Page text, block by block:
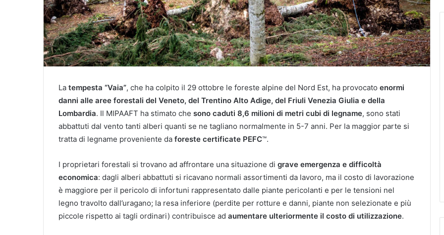
La tempesta “Vaia”, che ha colpito il 29 ottobre le foreste alpine del Nord Est, ha provocato enormi
danni alle aree forestali del Veneto, del Trentino Alto Adige, del Friuli Venezia Giulia e della
Lombardia. Il MIPAAFT ha stimato che sono caduti 8,6 milioni di metri cubi di legname, sono stati
abbattuti dal vento tanti alberi quanti se ne tagliano normalmente in 5-7 anni. Per la maggior parte si
tratta di legname proveniente da foreste certificate PEFC™.
I proprietari forestali si trovano ad affrontare una situazione di grave emergenza e difficoltà
economica: dagli alberi abbattuti si ricavano normali assortimenti da lavoro, ma il costo di lavorazione
è maggiore per il pericolo di infortuni rappresentato dalle piante pericolanti e per le tensioni nel
legno travolto dall’uragano; la resa inferiore (perdite per rotture e danni, piante non selezionate e più
piccole rispetto ai tagli ordinari) contribuisce ad aumentare ulteriormente il costo di utilizzazione.